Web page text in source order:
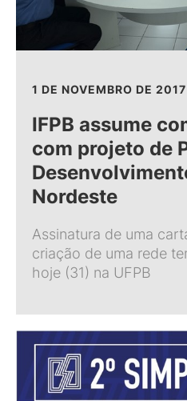
1 DE NOVEMBRO DE 2017
IFPB assume
com projeto de
Nordeste
Assinatura de uma
criação de uma rede
hoje (31) na UFPB